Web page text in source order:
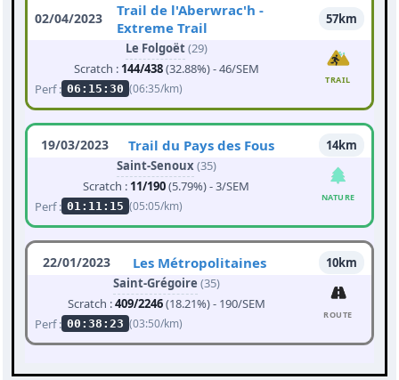
02/04/2023
Trail de l'Aberwrac'h -
Extreme Trail
57km
Le Folgoët(29)
Scratch : 144/438(32.88%) - 46/SEM
Perf : 06:15:30 (06:35/km)
TRAIL
19/03/2023 Trail du Pays des Fous
14km
Saint-Senoux(35)
Scratch : 11/190(5.79%) - 3/SEM
Perf : 01:11:15 (05:05/km)
NATURE
22/01/2023 Les Métropolitaines
10km
Saint-Grégoire (35)
Scratch :409/2246(18.21%) - 190/SEM
Perf : 00:38:23 (03:50/km)
ROUTE